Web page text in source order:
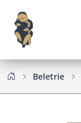
Beletrie